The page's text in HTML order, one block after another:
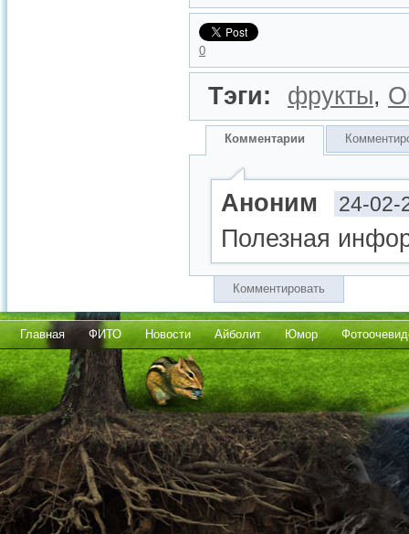
0
Тэги: фрукты,
Комментарии
Аноним 24-02-
Полезная
Комментировать
Главная ФИТО Новости Айболит Юмор